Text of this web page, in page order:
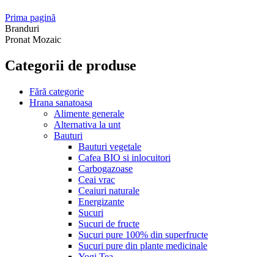
Prima pagină
Branduri
Pronat Mozaic
Categorii de produse
Fără categorie
Hrana sanatoasa
Alimente generale
Alternativa la unt
Bauturi
Bauturi vegetale
Cafea BIO si inlocuitori
Carbogazoase
Ceai vrac
Ceaiuri naturale
Energizante
Sucuri
Sucuri de fructe
Sucuri pure 100% din superfructe
Sucuri pure din plante medicinale